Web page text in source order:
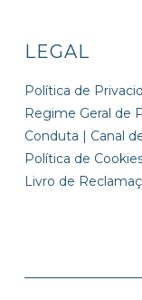
LEGAL
Política de
Regime Geral de
Conduta | Canal
Política de
Livro de